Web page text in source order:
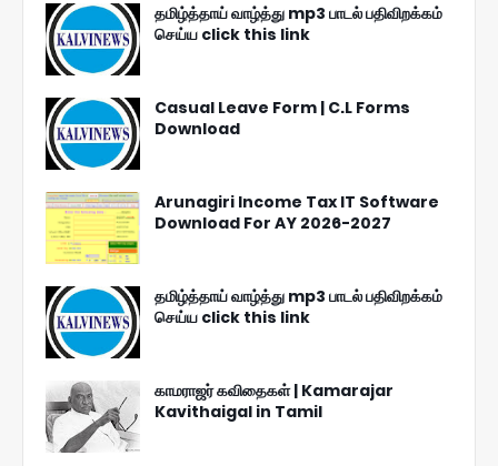
தமிழ்த்தாய் வாழ்த்து mp3 பாடல் பதிவிறக்கம்
செய்ய click this link
Casual Leave Form | C.L Forms
Download
Arunagiri Income Tax IT Software
Download For AY 2026-2027
தமிழ்த்தாய் வாழ்த்து mp3 பாடல் பதிவிறக்கம்
செய்ய click this link
காமராஜர் கவிதைகள் | Kamarajar
Kavithaigal in Tamil